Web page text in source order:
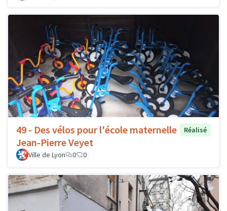
49 - Des vélos pour l'école maternelle
Jean-Pierre Veyet
Réalisé
Ville de Lyon 0 0